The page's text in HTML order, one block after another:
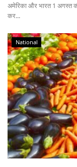
अमेरिका और भारत 1 अगस्त
कर...
National